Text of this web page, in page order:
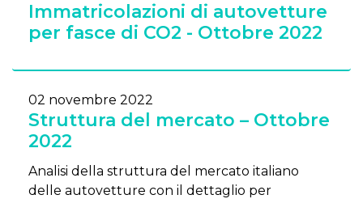
Immatricolazioni di autovetture
per fasce di CO2 - Ottobre 2022
02 novembre 2022
Struttura del mercato – Ottobre
2022
Analisi della struttura del mercato italiano
delle autovetture con il dettaglio per